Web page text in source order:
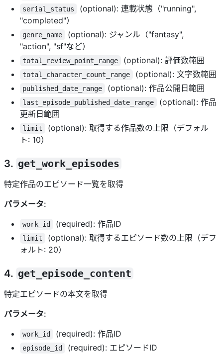
serial_status
(optional): 連載状態（"running",
"completed"）
genre_name
(optional): ジャンル（"fantasy",
"action", "sf"など）
total_review_point_range (optional): 評価数範囲
total_character_count_range (optional): 文字数範囲
published_date_range (optional): 作品公開日範囲
last_episode_published_date_range
(optional): 作品
更新日範囲
limit
(optional): 取得する作品数の上限（デフォル
ト: 10）
3. get_work_episodes
特定作品のエピソード一覧を取得
パラメータ:
work_id (required): 作品ID
limit
(optional): 取得するエピソード数の上限（デフ
ォルト: 20）
4. get_episode_content
特定エピソードの本文を取得
パラメータ:
work_id (required): 作品ID
episode_id (required): エピソードID